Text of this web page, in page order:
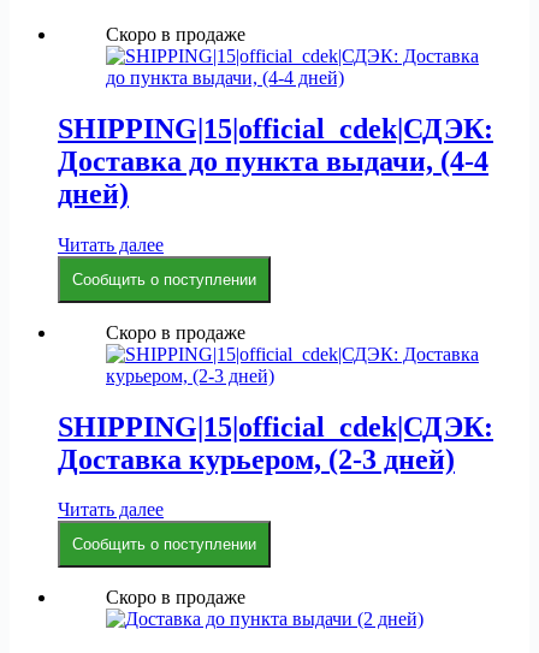
Скоро в продаже
SHIPPING|15|official_cdek|СДЭК:
Доставка до пункта выдачи, (4-4
дней)
Читать далее
Сообщить о поступлении
Скоро в продаже
SHIPPING|15|official_cdek|СДЭК:
Доставка курьером, (2-3 дней)
Читать далее
Сообщить о поступлении
Скоро в продаже